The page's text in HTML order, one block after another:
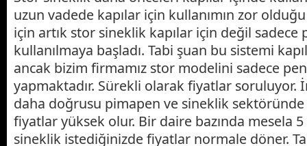
uzun vadede kapılar için kullanımın zor olduğu
için artık stor sineklik kapılar için değil sadece
kullanılmaya başladı. Tabi şuan bu sistemi
ancak bizim firmamız stor modelini sadece
yapmaktadır. Sürekli olarak fiyatlar soruluyor.
daha doğrusu pimapen ve sineklik
fiyatlar yüksek olur. Bir daire bazında mesela
sineklik istediğinizde fiyatlar normale döner.